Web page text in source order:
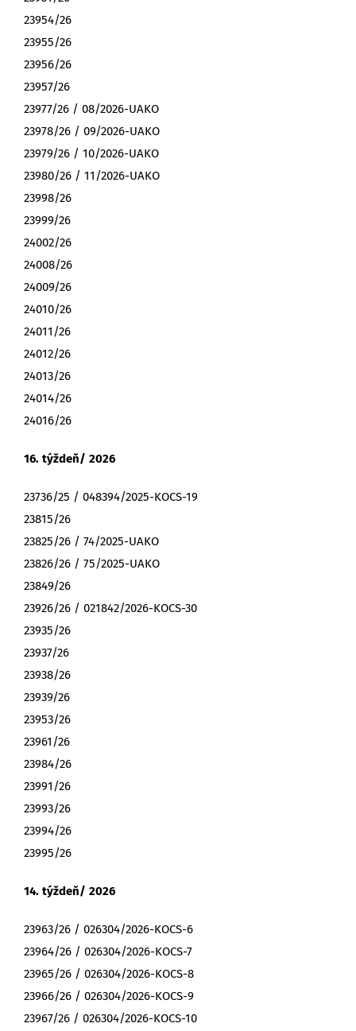
23954/26
23955/26
23956/26
23957/26
23977/26 / 08/2026-UAKO
23978/26 / 09/2026-UAKO
23979/26 / 10/2026-UAKO
23980/26 / 11/2026-UAKO
23998/26
23999/26
24002/26
24008/26
24009/26
24010/26
24011/26
24012/26
24013/26
24014/26
24016/26
16. týždeň/ 2026
23736/25 / 048394/2025-KOCS-19
23815/26
23825/26 / 74/2025-UAKO
23826/26 / 75/2025-UAKO
23849/26
23926/26 / 021842/2026-KOCS-30
23935/26
23937/26
23938/26
23939/26
23953/26
23961/26
23984/26
23991/26
23993/26
23994/26
23995/26
14. týždeň/ 2026
23963/26 / 026304/2026-KOCS-6
23964/26 / 026304/2026-KOCS-7
23965/26 / 026304/2026-KOCS-8
23966/26 / 026304/2026-KOCS-9
23967/26 / 026304/2026-KOCS-10